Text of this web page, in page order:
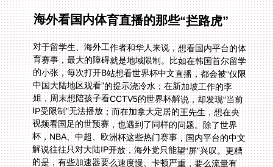
海外看国内体育直播的那些“拦路虎”
对于留学生、海外工作者和华人来说，想看国内平台的体
育赛事，最大的障碍就是地域限制。比如在韩国首尔留学
的小张，每次打开B站想看世界杯中文直播，都会被“仅限
中国大陆地区观看”的提示浇冷水；在新加坡工作的李
姐，周末想陪孩子看CCTV5的世界杯解说，却发现“当前
IP受限制”无法播放；而在加拿大定居的王先生，想在央
视频看国足的世预赛，也遇到了同样的问题。除了世界
杯，NBA、中超、欧洲杯这些热门赛事，国内平台的中文
解说往往只对大陆IP开放，海外党只能望“屏”兴叹。更糟
的是，有些加速器要么速度慢、卡顿严重，要么流量有